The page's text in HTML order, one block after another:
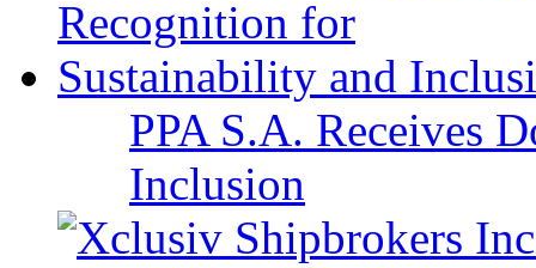
PPA S.A. Receives
Inclusion